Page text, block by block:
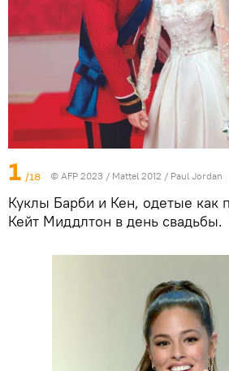
1 /18 © AFP 2023 / Mattel 2012 / Paul Jordan
Куклы Барби и Кен, одетые как
Кейт Миддлтон в день свадьбы.